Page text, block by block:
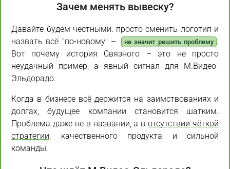
Зачем менять вывеску?
Давайте будем честными: просто сменить логотип и
назвать всё "по-новому" –
не значит решить проблему .
Вот почему история Связного – это не просто
неудачный пример, а явный сигнал для М.Видео-
Эльдорадо.
Когда в бизнесе всё держится на заимствованиях и
долгах, будущее компании становится шатким.
Проблема даже не в названии, а вотсутствии чёткой
стратегии , качественного продукта и сильной
команды.